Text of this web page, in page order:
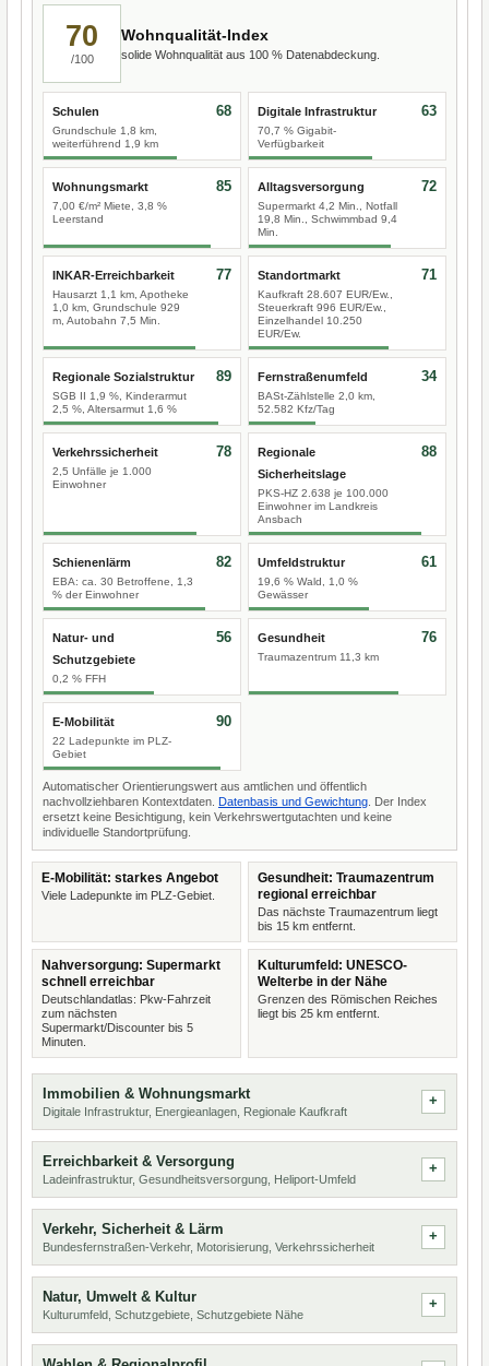
70
/100
Wohnqualität-Index
solide Wohnqualität aus 100 % Datenabdeckung.
Schulen
Grundschule 1,8 km,
weiterführend 1,9 km
68 Digitale Infrastruktur
70,7 % Gigabit-
Verfügbarkeit
63
Wohnungsmarkt
7,00 €/m² Miete, 3,8 %
Leerstand
85 Alltagsversorgung
Supermarkt 4,2 Min., Notfall
19,8 Min., Schwimmbad 9,4
Min.
72
INKAR-Erreichbarkeit
Hausarzt 1,1 km, Apotheke
1,0 km, Grundschule 929
m, Autobahn 7,5 Min.
77 Standortmarkt
Kaufkraft 28.607 EUR/Ew.,
Steuerkraft 996 EUR/Ew.,
Einzelhandel 10.250
EUR/Ew.
71
Regionale Sozialstruktur
SGB II 1,9 %, Kinderarmut
2,5 %, Altersarmut 1,6 %
89 Fernstraßenumfeld
BASt-Zählstelle 2,0 km,
52.582 Kfz/Tag
34
Verkehrssicherheit
2,5 Unfälle je 1.000
Einwohner
78
Regionale
Sicherheitslage
PKS-HZ 2.638 je 100.000
Einwohner im Landkreis
Ansbach
88
Schienenlärm
EBA: ca. 30 Betroffene, 1,3
% der Einwohner
82 Umfeldstruktur
19,6 % Wald, 1,0 %
Gewässer
61
Natur- und
Schutzgebiete
0,2 % FFH
56 Gesundheit
Traumazentrum 11,3 km
76
E-Mobilität
22 Ladepunkte im PLZ-
Gebiet
90
Automatischer Orientierungswert aus amtlichen und öffentlich
nachvollziehbaren Kontextdaten. Datenbasis und Gewichtung . Der Index
ersetzt keine Besichtigung, kein Verkehrswertgutachten und keine
individuelle Standortprüfung.
E-Mobilität: starkes Angebot
Viele Ladepunkte im PLZ-Gebiet.
Gesundheit: Traumazentrum
regional erreichbar
Das nächste Traumazentrum liegt
bis 15 km entfernt.
Nahversorgung: Supermarkt
schnell erreichbar
Deutschlandatlas: Pkw-Fahrzeit
zum nächsten
Supermarkt/Discounter bis 5
Minuten.
Kulturumfeld: UNESCO-
Welterbe in der Nähe
Grenzen des Römischen Reiches
liegt bis 25 km entfernt.
Immobilien & Wohnungsmarkt
Digitale Infrastruktur, Energieanlagen, Regionale Kaufkraft
Erreichbarkeit & Versorgung
Ladeinfrastruktur, Gesundheitsversorgung, Heliport-Umfeld
Verkehr, Sicherheit & Lärm
Bundesfernstraßen-Verkehr, Motorisierung, Verkehrssicherheit
Natur, Umwelt & Kultur
Kulturumfeld, Schutzgebiete, Schutzgebiete Nähe